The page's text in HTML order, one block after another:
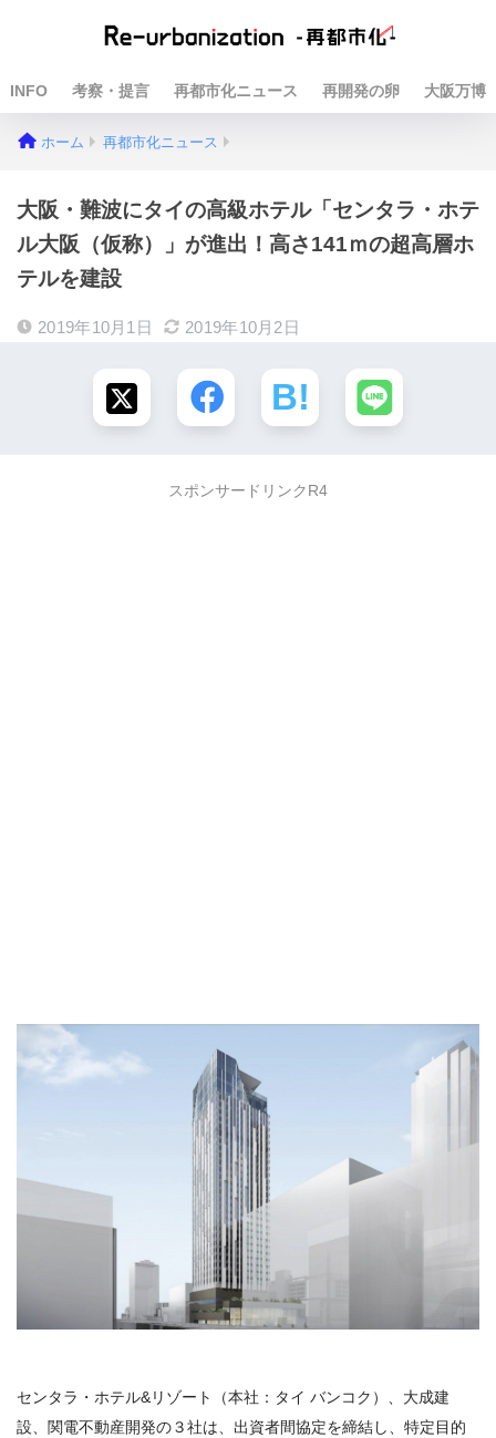
INFO 考察・提言 再都市化ニュース 再開発の卵 大阪万博
ホーム 再都市化ニュース
大阪・難波にタイの高級ホテル「センタラ・ホテ
ル大阪（仮称）」が進出！高さ141ｍの超高層ホ
テルを建設
2019年10月1日 2019年10月2日
スポンサードリンクR4
センタラ・ホテル&リゾート（本社：タイ バンコク）、大成建
設、関電不動産開発の３社は、出資者間協定を締結し、特定目的